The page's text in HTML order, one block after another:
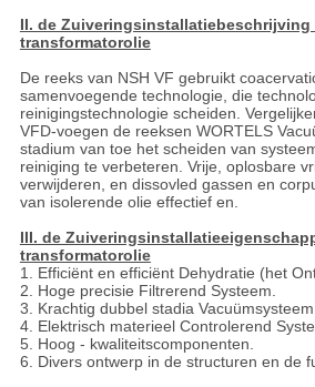
II. de Zuiveringsinstallatiebeschrijving
transformatorolie
De reeks van NSH VF gebruikt
samenvoegende technologie, die
reinigingstechnologie scheiden.
VFD-voegen de reeksen WORTELS
stadium van toe het scheiden van
reiniging te verbeteren. Vrije, oplosbare
verwijderen, en dissovled gassen en
van isolerende olie effectief en.
III. de
transformatorolie
1. Efficiënt en efficiënt Dehydratie (het
2. Hoge precisie Filtrerend Systeem.
3. Krachtig dubbel stadia
4. Elektrisch materieel Controlerend
5. Hoog - kwaliteitscomponenten.
6. Divers ontwerp in de structuren en de